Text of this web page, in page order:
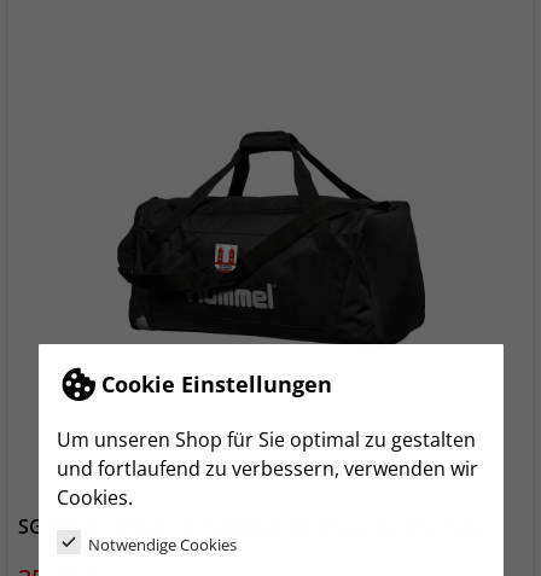
Cookie Einstellungen
Um unseren Shop für Sie optimal zu gestalten
und fortlaufend zu verbessern, verwenden wir
Cookies.
Notwendige Cookies
SG Motor Wilsdruff Handball Sporttasche M schwarz